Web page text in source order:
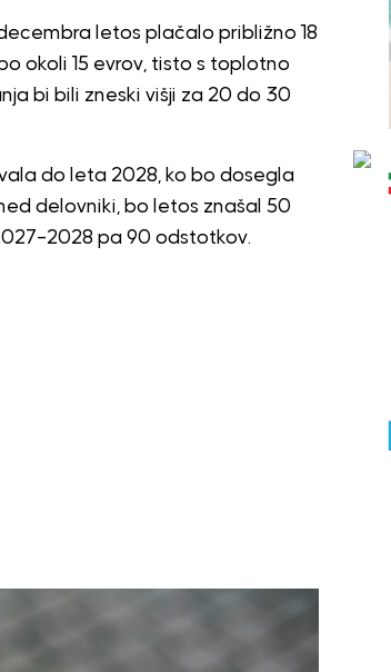
letos plačalo približno 18
okoli 15 evrov, tisto s toplotno
bi bili zneski višji za 20 do 30
do leta 2028, ko bo dosegla
delovniki, bo letos znašal 50
pa 90 odstotkov.